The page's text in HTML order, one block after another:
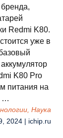
Redmi K80.
уже в
K80 Pro
питания на
…
Наука
2024 | ichip.ru